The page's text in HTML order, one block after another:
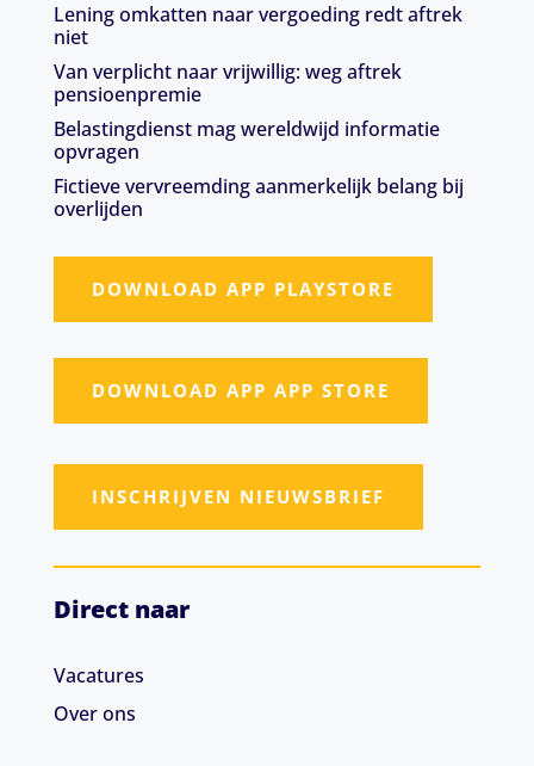
Lening omkatten naar vergoeding redt aftrek
niet
Van verplicht naar vrijwillig: weg aftrek
pensioenpremie
Belastingdienst mag wereldwijd informatie
opvragen
Fictieve vervreemding aanmerkelijk belang bij
overlijden
DOWNLOAD APP PLAYSTORE
DOWNLOAD APP APP STORE
INSCHRIJVEN NIEUWSBRIEF
Direct naar
Vacatures
Over ons